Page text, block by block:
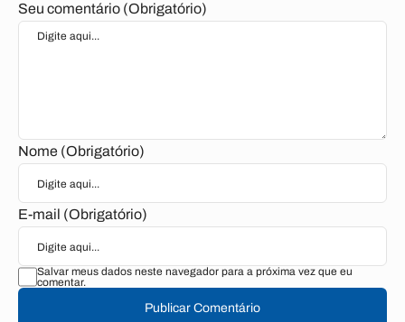
Seu comentário (Obrigatório)
Nome (Obrigatório)
E-mail (Obrigatório)
Salvar meus dados neste navegador para a próxima vez que eu
comentar.
Publicar Comentário